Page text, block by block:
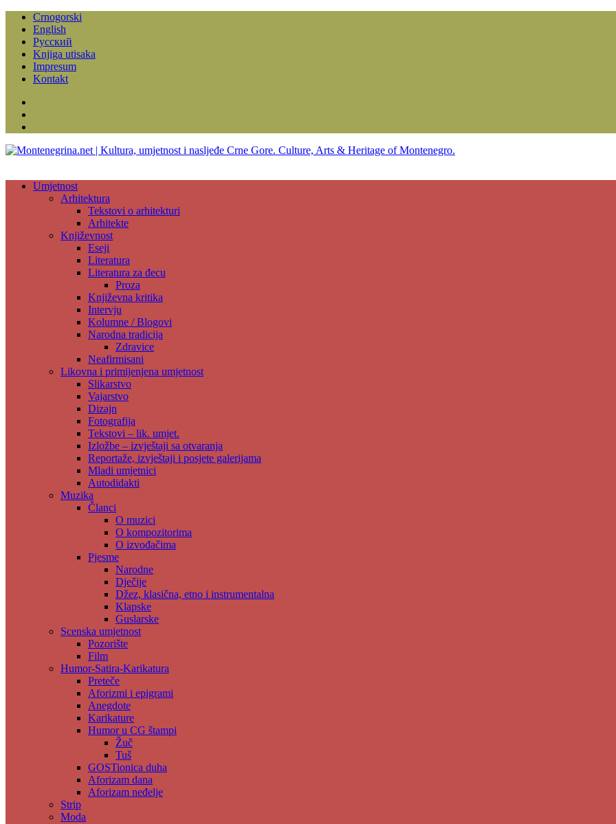
Crnogorski
English
Русский
Knjiga utisaka
Impresum
Kontakt
Umjetnost
Arhitektura
Tekstovi o arhitekturi
Arhitekte
Književnost
Eseji
Literatura
Literatura za đecu
Proza
Književna kritika
Intervju
Kolumne / Blogovi
Narodna tradicija
Zdravice
Neafirmisani
Likovna i primijenjena umjetnost
Slikarstvo
Vajarstvo
Dizajn
Fotografija
Tekstovi – lik. umjet.
Izložbe – izvještaji sa otvaranja
Reportaže, izvještaji i posjete galerijama
Mladi umjetnici
Autodidakti
Muzika
Članci
O muzici
O kompozitorima
O izvođačima
Pjesme
Narodne
Dječije
Džez, klasična, etno i instrumentalna
Klapske
Guslarske
Scenska umjetnost
Pozorište
Film
Humor-Satira-Karikatura
Preteče
Aforizmi i epigrami
Anegdote
Karikature
Humor u CG štampi
Žuč
Tuš
GOSTionica duha
Aforizam dana
Aforizam neđelje
Strip
Moda